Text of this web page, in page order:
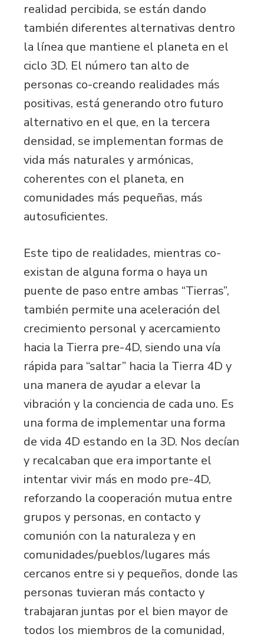
realidad percibida, se están dando
también diferentes alternativas dentro
la línea que mantiene el planeta en el
ciclo 3D. El número tan alto de
personas co-creando realidades más
positivas, está generando otro futuro
alternativo en el que, en la tercera
densidad, se implementan formas de
vida más naturales y armónicas,
coherentes con el planeta, en
comunidades más pequeñas, más
autosuficientes.
Este tipo de realidades, mientras co-
existan de alguna forma o haya un
puente de paso entre ambas “Tierras”,
también permite una aceleración del
crecimiento personal y acercamiento
hacia la Tierra pre-4D, siendo una vía
rápida para “saltar” hacia la Tierra 4D y
una manera de ayudar a elevar la
vibración y la conciencia de cada uno. Es
una forma de implementar una forma
de vida 4D estando en la 3D. Nos decían
y recalcaban que era importante el
intentar vivir más en modo pre-4D,
reforzando la cooperación mutua entre
grupos y personas, en contacto y
comunión con la naturaleza y en
comunidades/pueblos/lugares más
cercanos entre si y pequeños, donde las
personas tuvieran más contacto y
trabajaran juntas por el bien mayor de
todos los miembros de la comunidad,